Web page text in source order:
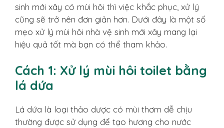
sinh mới xây có mùi hôi thì việc khắc phục, xử lý
cũng sẽ trở nên đơn giản hơn. Dưới đây là một số
mẹo xử lý mùi hôi nhà vệ sinh mới xây mang lại
hiệu quả tốt mà bạn có thể tham khảo.
Cách 1: Xử lý mùi hôi toilet bằng
lá dứa
Lá dứa là loại thảo dược có mùi thơm dễ chịu
thường được sử dụng để tạo hương cho nước